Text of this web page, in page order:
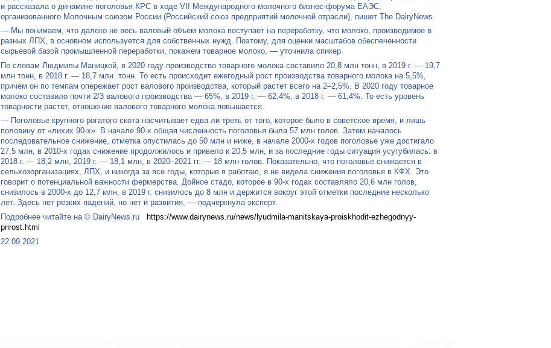
и рассказала о динамике поголовья КРС в ходе VII Международного молочного бизнес-форума ЕАЭС,
организованного Молочным союзом России (Российский союз предприятий молочной отрасли), пишет The DairyNews.
— Мы понимаем, что далеко не весь валовый объем молока поступает на переработку, что молоко, производимое в
разных ЛПХ, в основном используется для собственных нужд. Поэтому, для оценки масштабов обеспеченности
сырьевой базой промышленной переработки, покажем товарное молоко, — уточнила спикер.
По словам Людмилы Маницкой, в 2020 году производство товарного молока составило 20,8 млн тонн, в 2019 г. — 19,7
млн тонн, в 2018 г. — 18,7 млн. тонн. То есть происходит ежегодный рост производства товарного молока на 5,5%,
причем он по темпам опережает рост валового производства, который растет всего на 2–2,5%. В 2020 году товарное
молоко составило почти 2/3 валового производства — 65%, в 2019 г. — 62,4%, в 2018 г. — 61,4%. То есть уровень
товарности растет, отношение валового товарного молока повышается.
— Поголовье крупного рогатого скота насчитывает едва ли треть от того, которое было в советское время, и лишь
половину от «лихих 90-х». В начале 90-х общая численность поголовья была 57 млн голов. Затем началось
последовательное снижение, отметка опустилась до 50 млн и ниже, в начале 2000-х годов поголовье уже достигало
27,5 млн, в 2010-х годах снижение продолжилось и привело к 20,5 млн, и за последние годы ситуация усугубилась: в
2018 г. — 18,2 млн, 2019 г. — 18,1 млн, в 2020–2021 гг. — 18 млн голов. Показательно, что поголовье снижается в
сельхозорганизациях, ЛПХ, и никогда за все годы, которые я работаю, я не видела снижения поголовья в КФХ. Это
говорит о потенциальной важности фермерства. Дойное стадо, которое в 90-х годах составляло 20,6 млн голов,
снизилось в 2000-х до 12,7 млн, в 2019 г. снизилось до 8 млн и держится вокруг этой отметки последние несколько
лет. Здесь нет резких падений, но нет и развития, — подчеркнула эксперт.
Подробнее читайте на © DairyNews.ru
https://www.dairynews.ru/news/lyudmila-manitskaya-proiskhodit-ezhegodnyy-
prirost.html
22.09.2021